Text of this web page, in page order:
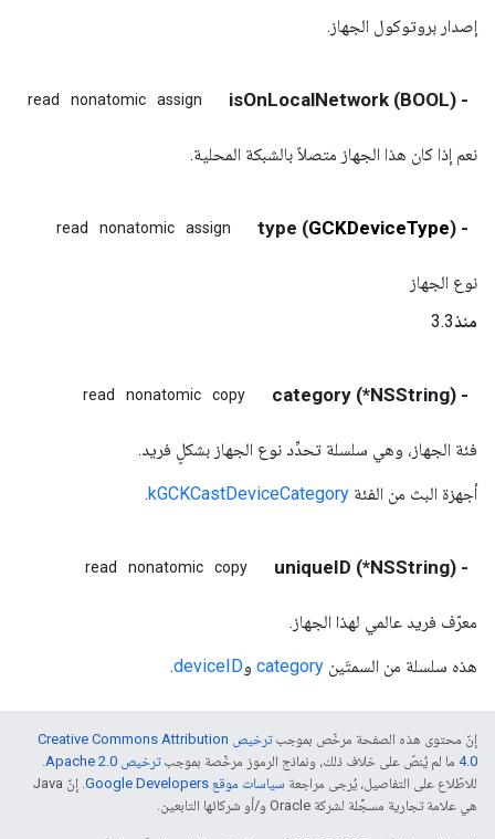
إصدار بروتوكول الجهاز.
- (BOOL) isOnLocalNetwork
read nonatomic assign
نعم إذا كان هذا الجهاز متصلاً بالشبكة المحلية.
- (
GCKDeviceType
) type
read nonatomic assign
نوع الجهاز
منذ3.3
- (NSString*) category
read nonatomic copy
فئة الجهاز، وهي سلسلة تحدِّد نوع الجهاز بشكلٍ فريد.
أجهزة البث من الفئة kGCKCastDeviceCategory
.
- (NSString*) uniqueID
read nonatomic copy
معرّف فريد عالمي لهذا الجهاز.
هذه سلسلة من السمتَين category وdeviceID
.
إنّ محتوى هذه الصفحة مرخّص بموجب
ترخيص Creative Commons Attribution
4.0‏ ما لم يُنصّ على خلاف ذلك، ونماذج الرموز مرخّصة بموجبترخيص Apache 2.0‏
للاطّلاع على التفاصيل، يُرجى مراجعة سياسات موقع Google Developers‏
. إنّ Java
هي علامة تجارية مسجَّلة لشركة Oracle و/أو شركائها التابعين.